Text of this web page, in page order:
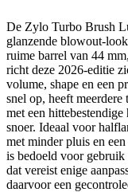
De Zylo Turbo Brush
glanzende blowout-
ruime barrel van 44
richt deze 2026-editie
volume, shape en een
snel op, heeft
met een
snoer. Ideaal voor
met minder pluis en
is bedoeld voor
dat vereist enige
daarvoor een